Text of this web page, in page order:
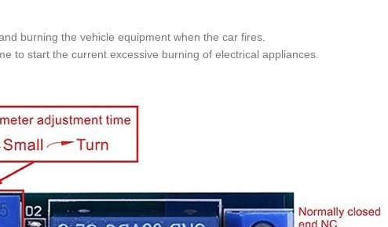
burning the vehicle equipment when the car fires.
to start the current excessive burning of electrical appliances.